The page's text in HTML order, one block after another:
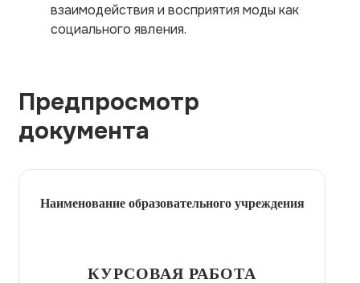
взаимодействия и восприятия моды как
социального явления.
Предпросмотр
документа
Наименование образовательного учреждения
КУРСОВАЯ РАБОТА